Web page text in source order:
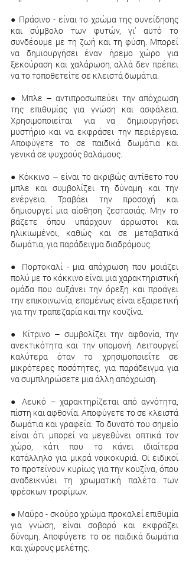
● Πράσινο - είναι το χρώμα της συνείδησης
και σύμβολο των φυτών, γι' αυτό το
συνδέουμε με τη ζωή και τη φύση. Μπορεί
να δημιουργήσει έναν ήρεμο χώρο για
ξεκούραση και χαλάρωση, αλλά δεν πρέπει
να το τοποθετείτε σε κλειστά δωμάτια.
● Μπλε – αντιπροσωπεύει την απόχρωση
της επιθυμίας για γνώση και ασφάλεια.
Χρησιμοποιείται για να δημιουργήσει
μυστήριο και να εκφράσει την περιέργεια.
Αποφύγετε το σε παιδικά δωμάτια και
γενικά σε ψυχρούς θαλάμους.
● Κόκκινο – είναι το ακριβώς αντίθετο του
μπλε και συμβολίζει τη δύναμη και την
ενέργεια. Τραβάει την προσοχή και
δημιουργεί μια αίσθηση ζεστασιάς. Μην το
βάζετε όπου υπάρχουν άρρωστοι και
ηλικιωμένοι, καθώς και σε μεταβατικά
δωμάτια, για παράδειγμα διαδρόμους.
● Πορτοκαλί - μια απόχρωση που μοιάζει
πολύ με το κόκκινο είναι μια χαρακτηριστική
ομάδα που αυξάνει την όρεξη και προάγει
την επικοινωνία, επομένως είναι εξαιρετική
για την τραπεζαρία και την κουζίνα.
● Κίτρινο – συμβολίζει την αφθονία, την
ανεκτικότητα και την υπομονή. Λειτουργεί
καλύτερα όταν το χρησιμοποιείτε σε
μικρότερες ποσότητες, για παράδειγμα για
να συμπληρώσετε μια άλλη απόχρωση.
● Λευκό – χαρακτηρίζεται από αγνότητα,
πίστη και αφθονία. Αποφύγετε το σε κλειστά
δωμάτια και γραφεία. Το δυνατό του σημείο
είναι ότι μπορεί να μεγεθύνει οπτικά τον
χώρο, κάτι που το κάνει ιδιαίτερα
κατάλληλο για μικρά νοικοκυριά. Οι ειδικοί
το προτείνουν κυρίως για την κουζίνα, όπου
αναδεικνύει τη χρωματική παλέτα των
φρέσκων τροφίμων.
● Μαύρο - σκούρο χρώμα προκαλεί επιθυμία
για γνώση, είναι σοβαρό και εκφράζει
δύναμη. Αποφύγετε το σε παιδικά δωμάτια
και χώρους μελέτης.